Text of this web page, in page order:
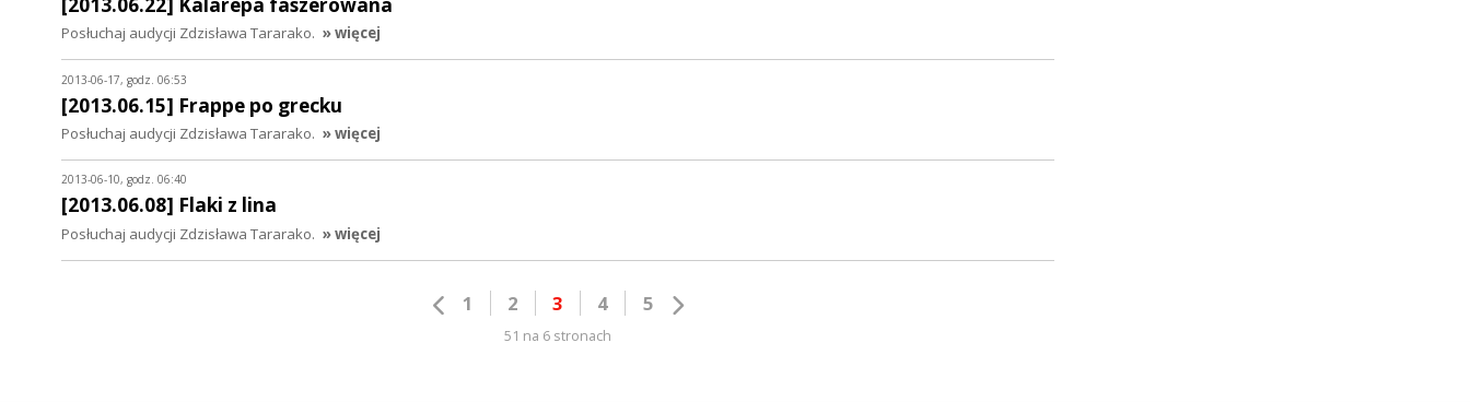
Posłuchaj audycji Zdzisława Tararako. » więcej
2013-06-17, godz. 06:53
[2013.06.15] Frappe po grecku
Posłuchaj audycji Zdzisława Tararako. » więcej
2013-06-10, godz. 06:40
[2013.06.08] Flaki z lina
Posłuchaj audycji Zdzisława Tararako. » więcej
1 2 3 4 5
51 na 6 stronach